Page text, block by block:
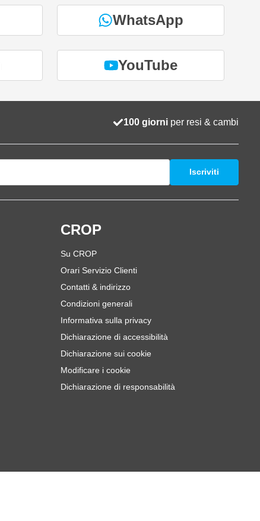
WhatsApp
YouTube
100 giorni per resi & cambi
Iscriviti
CROP
Su CROP
Orari Servizio Clienti
Contatti & indirizzo
Condizioni generali
Informativa sulla privacy
Dichiarazione di accessibilità
Dichiarazione sui cookie
Modificare i cookie
Dichiarazione di responsabilità